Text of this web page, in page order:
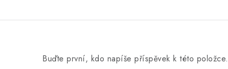
Buďte první, kdo napíše příspěvek k této položce.